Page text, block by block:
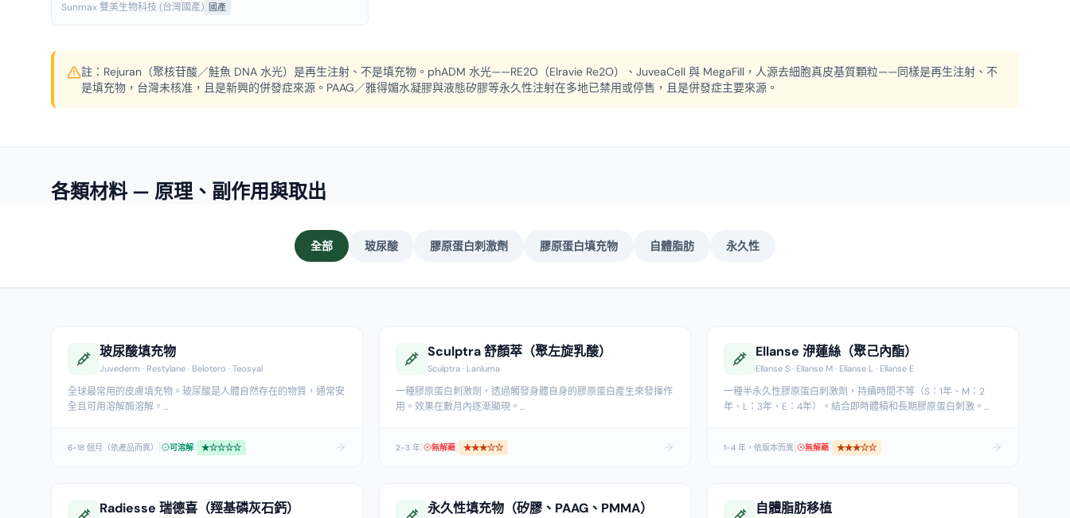
Sunmax 雙美生物科技 (台灣國產) 國產
註：Rejuran（聚核苷酸／鮭魚 DNA 水光）是再生注射、不是填充物。phADM 水光——RE2O（Elravie Re2O）、JuveaCell 與 MegaFill，人源去細胞真皮基質顆粒——同樣是再生注射、不
是填充物，台灣未核准，且是新興的併發症來源。PAAG／雅得媚水凝膠與液態矽膠等永久性注射在多地已禁用或停售，且是併發症主要來源。
各類材料 — 原理、副作用與取出
全部 玻尿酸 膠原蛋白刺激劑 膠原蛋白填充物 自體脂肪 永久性
玻尿酸填充物
Juvederm · Restylane · Belotero · Teosyal
全球最常用的皮膚填充物。玻尿酸是人體自然存在的物質，通常安
全且可用溶解酶溶解。 ...
6-18 個月（依產品而異） 可溶解 ★☆☆☆☆
Sculptra 舒顏萃（聚左旋乳酸）
Sculptra · Lanluma
一種膠原蛋白刺激劑，透過觸發身體自身的膠原蛋白產生來發揮作
用。效果在數月內逐漸顯現。 ...
2-3 年 無解藥 ★★★☆☆
Ellanse 洢蓮絲（聚己內酯）
Ellanse S · Ellanse M · Ellanse L · Ellanse E
一種半永久性膠原蛋白刺激劑，持續時間不等（S：1年、M：2
年、L：3年、E：4年）。結合即時體積和長期膠原蛋白刺激。 ...
1-4 年，依版本而異 無解藥 ★★★☆☆
Radiesse 瑞德喜（羥基磷灰石鈣） 永久性填充物（矽膠、PAAG、PMMA） 自體脂肪移植